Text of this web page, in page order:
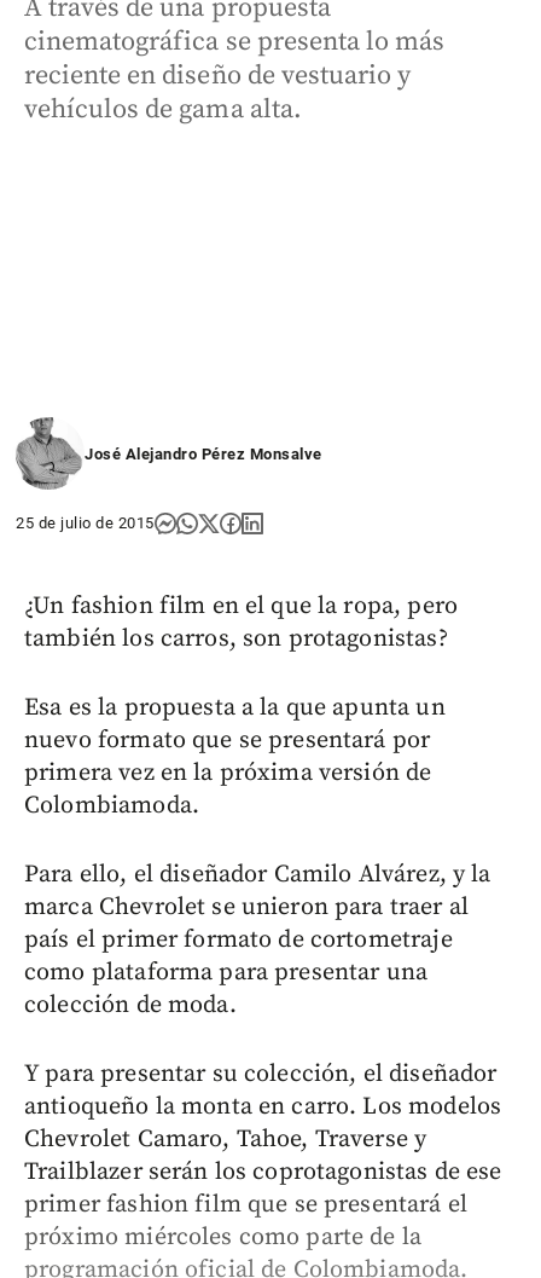
A través de una propuesta
cinematográfica se presenta lo más
reciente en diseño de vestuario y
vehículos de gama alta.
José Alejandro Pérez Monsalve
25 de julio de 2015
¿Un fashion film en el que la ropa, pero
también los carros, son protagonistas?
Esa es la propuesta a la que apunta un
nuevo formato que se presentará por
primera vez en la próxima versión de
Colombiamoda.
Para ello, el diseñador Camilo Alvárez, y la
marca Chevrolet se unieron para traer al
país el primer formato de cortometraje
como plataforma para presentar una
colección de moda.
Y para presentar su colección, el diseñador
antioqueño la monta en carro. Los modelos
Chevrolet Camaro, Tahoe, Traverse y
Trailblazer serán los coprotagonistas de ese
primer fashion film que se presentará el
próximo miércoles como parte de la
programación oficial de Colombiamoda.